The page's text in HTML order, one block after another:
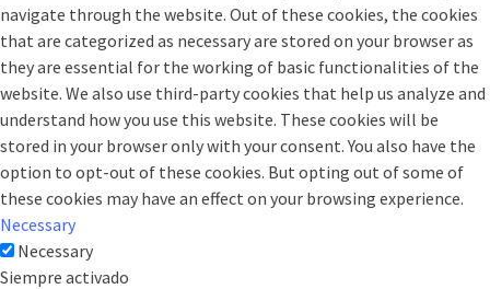
navigate through the website. Out of these cookies, the cookies
that are categorized as necessary are stored on your browser as
they are essential for the working of basic functionalities of the
website. We also use third-party cookies that help us analyze and
understand how you use this website. These cookies will be
stored in your browser only with your consent. You also have the
option to opt-out of these cookies. But opting out of some of
these cookies may have an effect on your browsing experience.
Necessary
Necessary
Siempre activado